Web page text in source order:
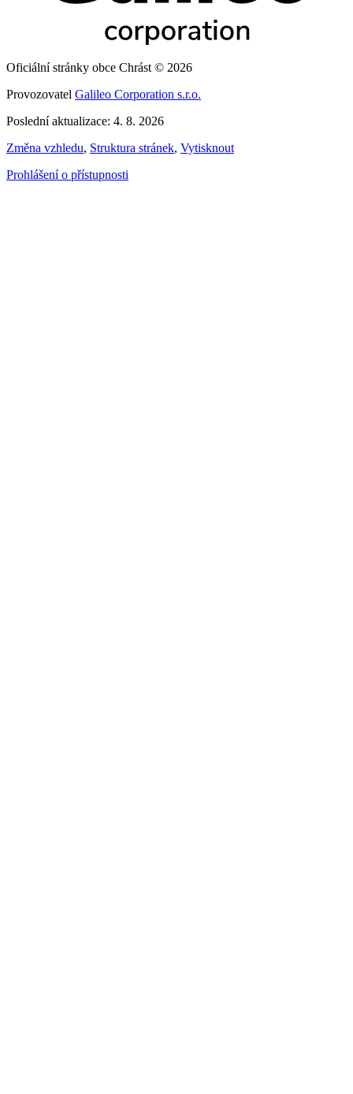
Oficiální stránky obce Chrást © 2026
Provozovatel Galileo Corporation s.r.o.
Poslední aktualizace: 4. 8. 2026
Změna vzhledu, Struktura stránek, Vytisknout
Prohlášení o přístupnosti